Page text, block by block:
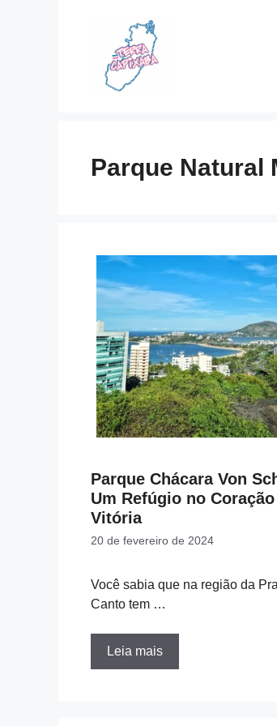
Parque Natural
Parque Chácara Von
Um Refúgio no
Vitória
20 de fevereiro de 2024
Você sabia que na região da
Canto tem …
Leia mais